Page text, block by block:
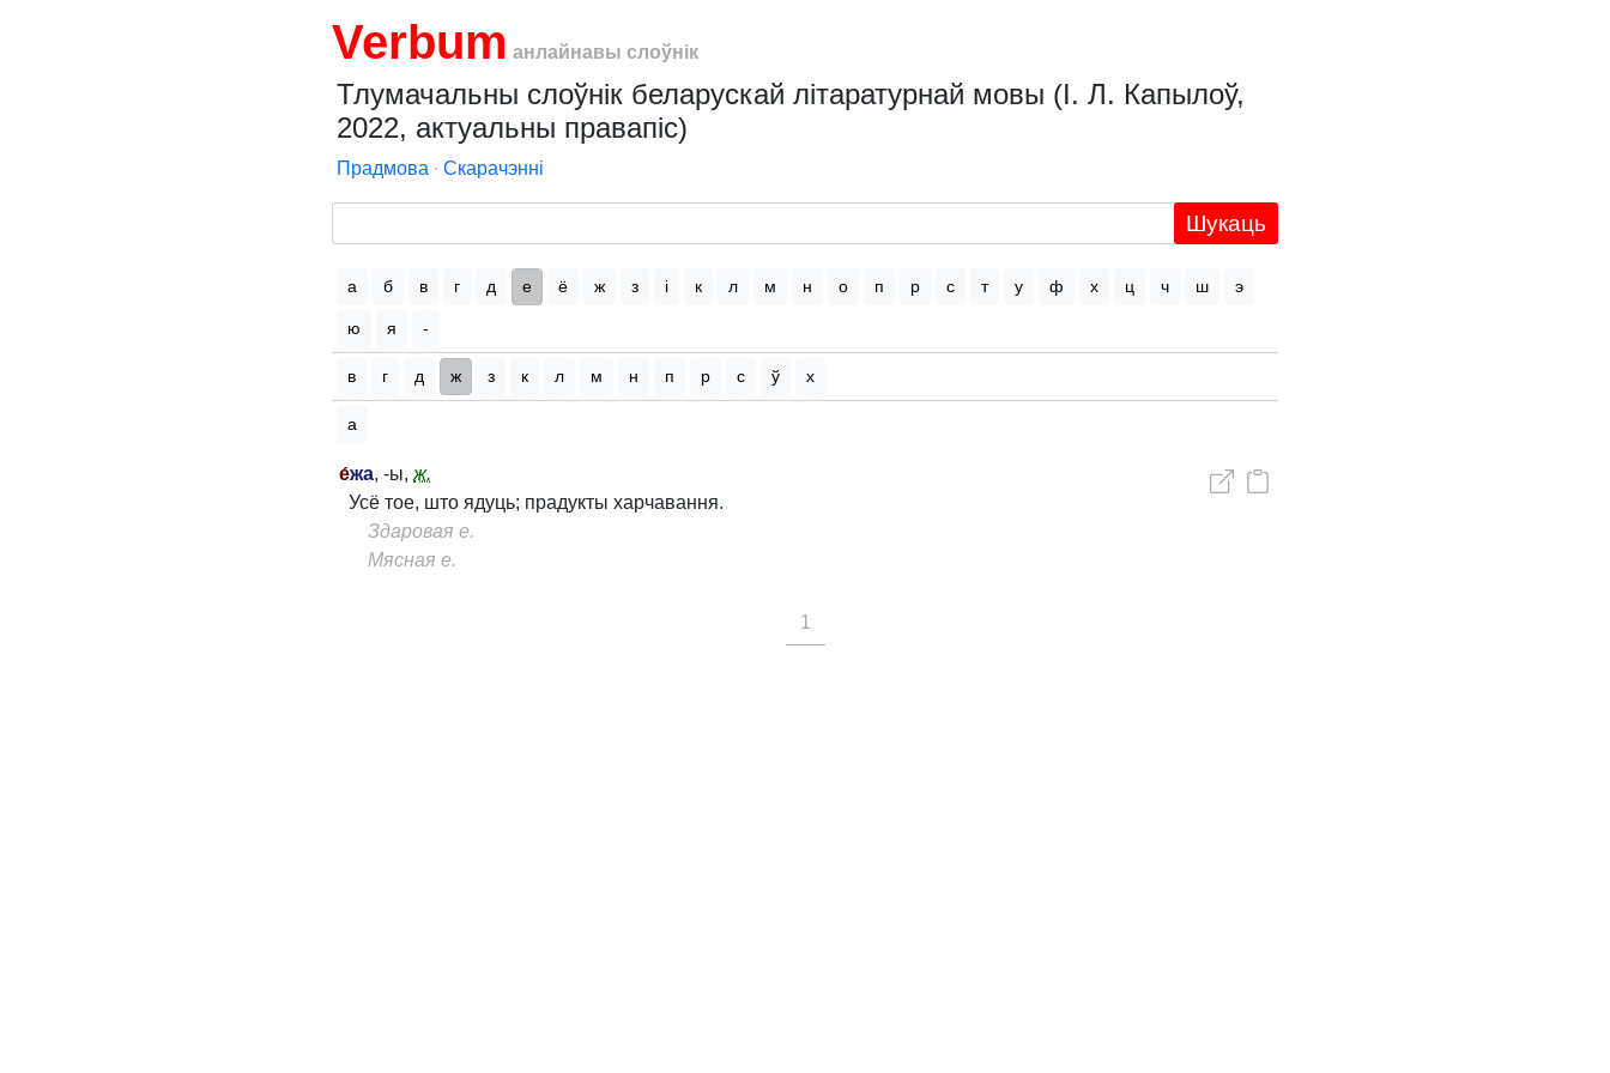
Verbum анлайнавы слоўнік
Тлумачальны слоўнік беларускай літаратурнай мовы (І. Л. Капылоў,
2022, актуальны правапіс)
Прадмова ∙ Скарачэнні
Шукаць
а б в г д е ё ж з і к л м н о п р с т у ф х ц ч ш э
ю я -
в г д ж з к л м н п р с ў х
а
е́жа, -ы, ж.
Усё тое, што ядуць; прадукты харчавання.
Здаровая е.
Мясная е.
1